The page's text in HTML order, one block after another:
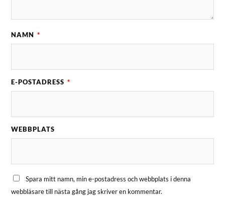
NAMN *
E-POSTADRESS *
WEBBPLATS
Spara mitt namn, min e-postadress och webbplats i denna
webbläsare till nästa gång jag skriver en kommentar.